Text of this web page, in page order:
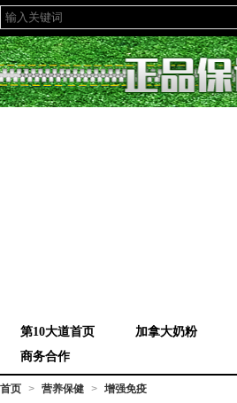
第10大道首页 加拿大奶粉
商务合作
首页 > 营养保健 > 增强免疫